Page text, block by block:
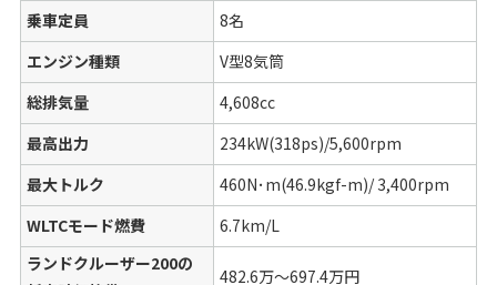
乗車定員
8名
エンジン種類
V型8気筒
総排気量
4,608cc
最高出力
234kW(318ps)/5,600rpm
最大トルク
460N･m(46.9kgf-m)/ 3,400rpm
WLTCモード燃費
6.7km/L
ランドクルーザー200の
482.6万〜697.4万円